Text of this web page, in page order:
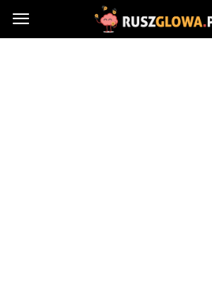
Ruszglowa.pl